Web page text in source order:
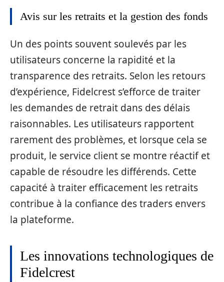
Avis sur les retraits et la gestion des fonds
Un des points souvent soulevés par les
utilisateurs concerne la rapidité et la
transparence des retraits. Selon les retours
d’expérience, Fidelcrest s’efforce de traiter
les demandes de retrait dans des délais
raisonnables. Les utilisateurs rapportent
rarement des problèmes, et lorsque cela se
produit, le service client se montre réactif et
capable de résoudre les différends. Cette
capacité à traiter efficacement les retraits
contribue à la confiance des traders envers
la plateforme.
Les innovations technologiques de
Fidelcrest